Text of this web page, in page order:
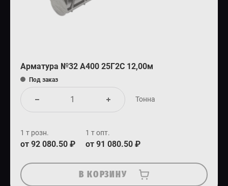
Арматура №32 А400 25Г2С 12,00м
Под заказ
Тонна
1 т розн.
от 92 080.50 ₽
1 т опт.
от 91 080.50 ₽
В КОРЗИНУ